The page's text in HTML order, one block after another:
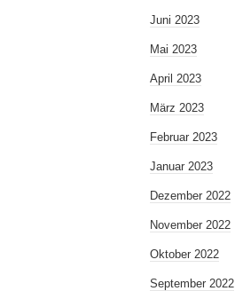
Juni 2023
Mai 2023
April 2023
März 2023
Februar 2023
Januar 2023
Dezember 2022
November 2022
Oktober 2022
September 2022